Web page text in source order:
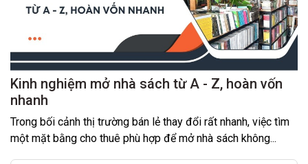
Kinh nghiệm mở nhà sách từ A - Z, hoàn vốn
nhanh
Trong bối cảnh thị trường bán lẻ thay đổi rất nhanh, việc tìm
một mặt bằng cho thuê phù hợp để mở nhà sách không...